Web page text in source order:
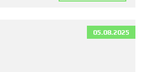
05.08.2025